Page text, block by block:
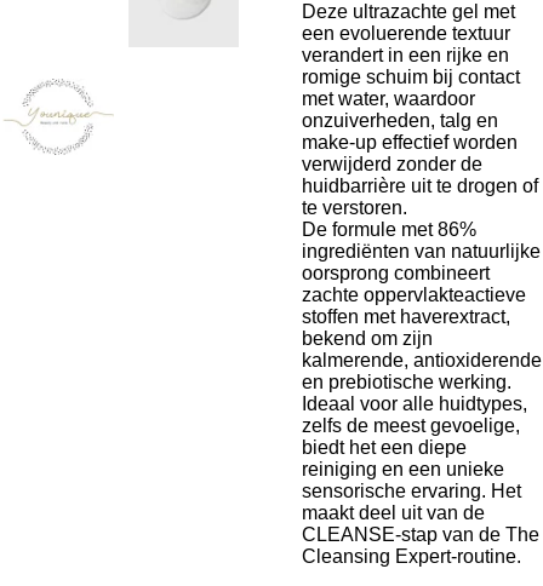
Deze ultrazachte gel met
een evoluerende textuur
verandert in een rijke en
romige schuim bij contact
met water, waardoor
onzuiverheden, talg en
make-up effectief worden
verwijderd zonder de
huidbarrière uit te drogen of
te verstoren.
De formule met 86%
ingrediënten van natuurlijke
oorsprong combineert
zachte oppervlakteactieve
stoffen met haverextract,
bekend om zijn
kalmerende, antioxiderende
en prebiotische werking.
Ideaal voor alle huidtypes,
zelfs de meest gevoelige,
biedt het een diepe
reiniging en een unieke
sensorische ervaring. Het
maakt deel uit van de
CLEANSE-stap van de The
Cleansing Expert-routine.